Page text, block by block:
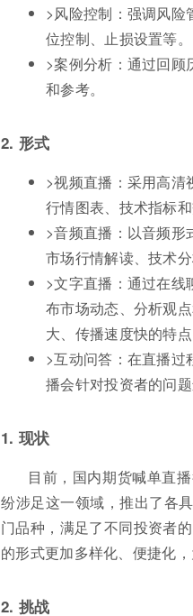
>风险控制：强调风
位控制、止损设置等。
>案例分析：通过回
和参考。
2. 形式
>视频直播：采用高
行情图表、技术指标
>音频直播：以音频
市场行情解读、技术
>文字直播：通过在
布市场动态、分析观
大、传播速度快的特
>互动问答：在直播
播会针对投资者的问
1. 现状
目前，国内期货喊单直
纷涉足这一领域，推出了各
门品种，满足了不同投资者
的形式更加多样化、便捷化
2. 挑战